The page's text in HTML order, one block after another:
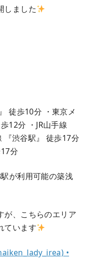
しました
徒歩10分 ・東京メ
12分 ・JR山手線
『渋谷駅』 徒歩17分
分
が利用可能の築浅
が、こちらのエリア
ています
•